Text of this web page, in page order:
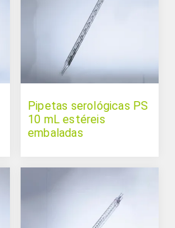
Pipetas serológicas PS
10 mL estéreis
embaladas